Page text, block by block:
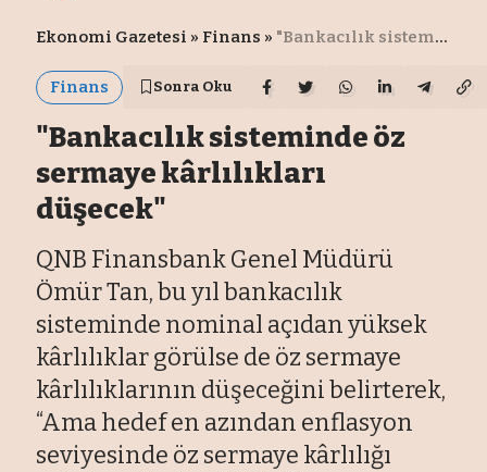
Ekonomi Gazetesi » Finans » "Bankacılık sisteminde öz sermaye kârlılıkları düşecek"
Finans Sonra Oku
"Bankacılık sisteminde öz
sermaye kârlılıkları
düşecek"
QNB Finansbank Genel Müdürü
Ömür Tan, bu yıl bankacılık
sisteminde nominal açıdan yüksek
kârlılıklar görülse de öz sermaye
kârlılıklarının düşeceğini belirterek,
“Ama hedef en azından enflasyon
seviyesinde öz sermaye kârlılığı